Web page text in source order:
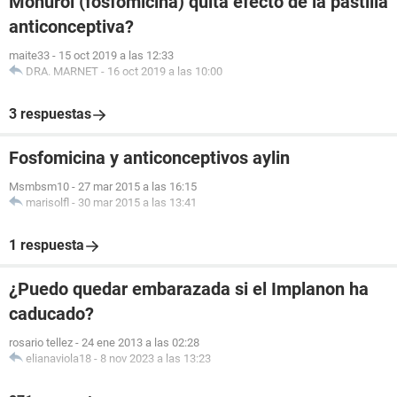
anticonceptiva?
maite33 - 15 oct 2019 a las 12:33
DRA. MARNET - 16 oct 2019 a las 10:00
3 respuestas
Fosfomicina y anticonceptivos aylin
Msmbsm10 - 27 mar 2015 a las 16:15
marisolfl - 30 mar 2015 a las 13:41
1 respuesta
¿Puedo quedar embarazada si el Implanon ha
caducado?
rosario tellez - 24 ene 2013 a las 02:28
elianaviola18 - 8 nov 2023 a las 13:23